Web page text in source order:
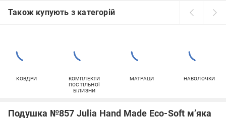
Також купують з категорій
КОВДРИ
КОМПЛЕКТИ
ПОСТІЛЬНОЇ
БІЛИЗНИ
МАТРАЦИ НАВОЛОЧКИ
Подушка №857 Julia Hand Made Eco-Soft м’яка